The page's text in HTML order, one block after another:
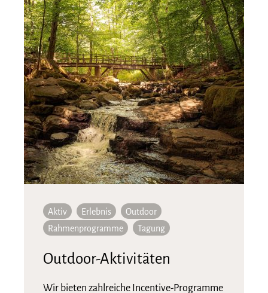
Aktiv Erlebnis
Outdoor
Rahmenprogramme
Tagung
Outdoor-Aktivitäten
Wir bieten zahlreiche Incentive-Programme